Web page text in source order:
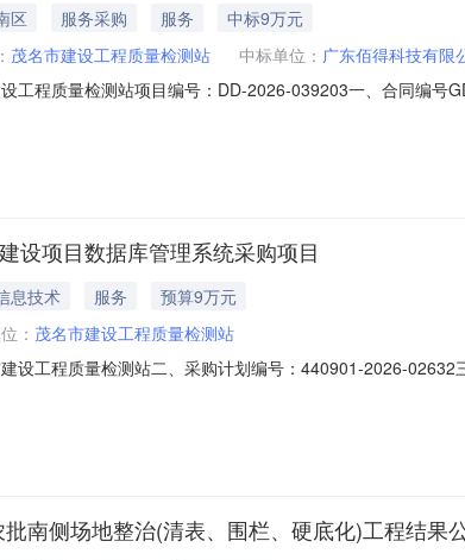
区 服务采购 服务
中标9万元
茂名市建设工程质量检测站 中标单位： 广东佰得科技有限
工程质量检测站项目编号：DD-2026-039203一、合同编
2759530供应商(乙方)：广东佰得科技有限公司地址：茂名
设项目数据库管理系统采购项目
息技术 服务
预算9万元
： 茂名市建设工程质量检测站
设工程质量检测站二、采购计划编号：440901-2026-
南侧场地整治(清表、围栏、硬底化)工程结果